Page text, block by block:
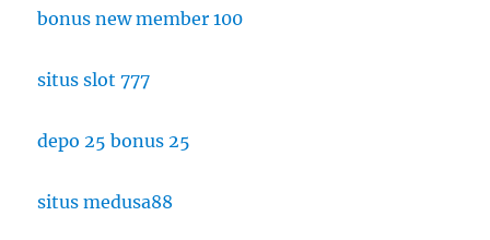
bonus new member 100
situs slot 777
depo 25 bonus 25
situs medusa88